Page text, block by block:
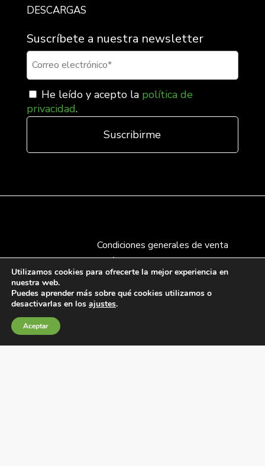
DESCARGAS
Suscríbete a nuestra newsletter
He leído y acepto la política de
privacidad.
Condiciones generales de venta
Política de Cookies
Política de privacidad
Política de Calidad
Canales de información
Utilizamos cookies para ofrecerte la mejor experiencia en
nuestra web.
Puedes aprender más sobre qué cookies utilizamos o
desactivarlas en los ajustes.
Aceptar